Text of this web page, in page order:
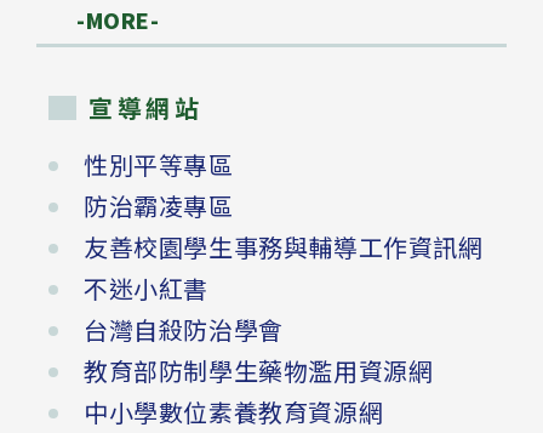
-MORE-
宣導網站
性別平等專區
防治霸凌專區
友善校園學生事務與輔導工作資訊網
不迷小紅書
台灣自殺防治學會
教育部防制學生藥物濫用資源網
中小學數位素養教育資源網